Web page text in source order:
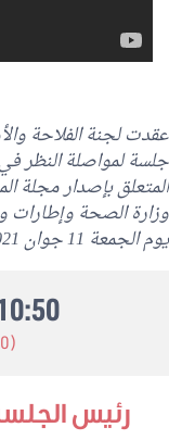
عقدت لجنة الفلاحة
المتعلق بإصدار مجلة
وزارة الصحة وإطارات
يوم الجمعة 11 جوان 2021 على الساعة بحضور
(20 دقيقة تأخير)
رئيس